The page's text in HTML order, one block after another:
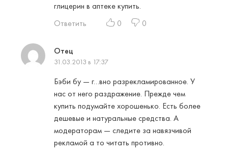
глицерин в аптеке купить.
Ответить
0 0
Отец
31.03.2013 в 17:37
Бэби бу — г…вно разрекламированное. У
нас от него раздражение. Прежде чем
купить подумайте хорошенько. Есть более
дешевые и натуральные средства. А
модераторам — следите за навязчивой
рекламой а то читать противно.